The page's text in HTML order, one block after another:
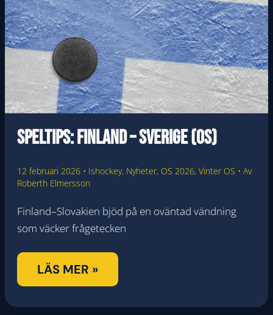
Speltips: Finland – Sverige (OS)
12 februari 2026 • Ishockey, Nyheter, OS 2026, Vinter OS • Av
Roberth Elmersson
Finland–Slovakien bjöd på en oväntad vändning
som väcker frågetecken
SPELTIPS:
FINLAND
–
LÄS MER »